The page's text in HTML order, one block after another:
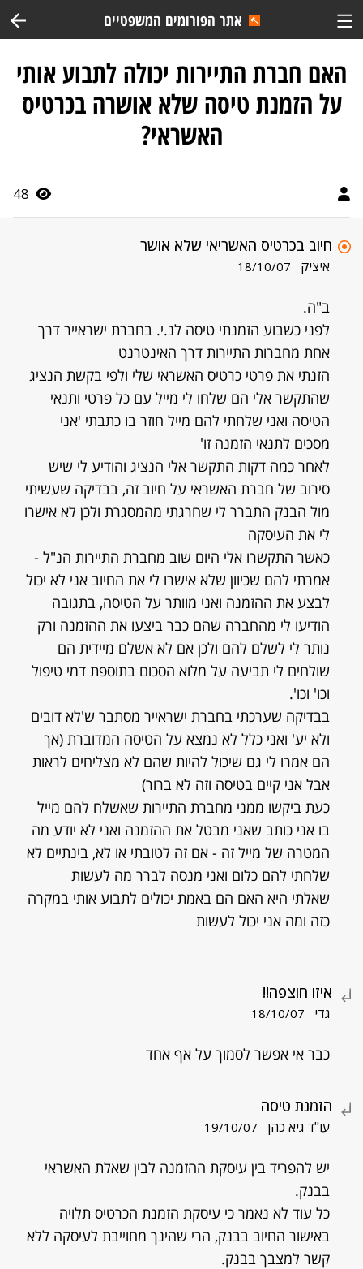
אתר הפורומים המשפטיים
האם חברת התיירות יכולה לתבוע אותי
על הזמנת טיסה שלא אושרה בכרטיס
האשראי?
48
חיוב בכרטיס האשריאי שלא אושר
איציק 18/10/07
ב"ה.
לפני כשבוע הזמנתי טיסה לנ.י. בחברת ישראייר דרך
אחת מחברות התיירות דרך האינטרנט
הזנתי את פרטי כרטיס האשראי שלי ולפי בקשת הנציג
שהתקשר אלי הם שלחו לי מייל עם כל פרטי ותנאי
הטיסה ואני שלחתי להם מייל חוזר בו כתבתי 'אני
מסכים לתנאי הזמנה זו'
לאחר כמה דקות התקשר אלי הנציג והודיע לי שיש
סירוב של חברת האשראי על חיוב זה, בבדיקה שעשיתי
מול הבנק התברר לי שחרגתי מהמסגרת ולכן לא אישרו
לי את העיסקה
כאשר התקשרו אלי היום שוב מחברת התיירות הנ"ל -
אמרתי להם שכיוון שלא אישרו לי את החיוב אני לא יכול
לבצע את ההזמנה ואני מוותר על הטיסה, בתגובה
הודיעו לי מהחברה שהם כבר ביצעו את ההזמנה ורק
נותר לי לשלם להם ולכן אם לא אשלם מיידית הם
שולחים לי תביעה על מלוא הסכום בתוספת דמי טיפול
וכו' וכו'.
בבדיקה שערכתי בחברת ישראייר מסתבר ש'לא דובים
ולא יע' ואני כלל לא נמצא על הטיסה המדוברת (אך
הם אמרו לי גם שיכול להיות שהם לא מצליחים לראות
אבל אני קיים בטיסה וזה לא ברור)
כעת ביקשו ממני מחברת התיירות שאשלח להם מייל
בו אני כותב שאני מבטל את ההזמנה ואני לא יודע מה
המטרה של מייל זה - אם זה לטובתי או לא, בינתיים לא
שלחתי להם כלום ואני מנסה לברר מה לעשות
שאלתי היא האם הם באמת יכולים לתבוע אותי במקרה
כזה ומה אני יכול לעשות
איזו חוצפה!!
גדי 18/10/07
כבר אי אפשר לסמוך על אף אחד
הזמנת טיסה
עו"ד גיא כהן 19/10/07
יש להפריד בין עיסקת ההזמנה לבין שאלת האשראי
בבנק.
כל עוד לא נאמר כי עיסקת הזמנת הכרטיס תלויה
באישור החיוב בבנק, הרי שהינך מחוייבת לעיסקה ללא
קשר למצבך בבנק.